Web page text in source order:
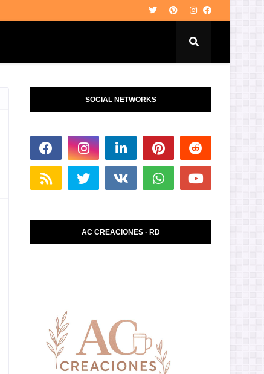
SOCIAL NETWORKS
AC CREACIONES · RD